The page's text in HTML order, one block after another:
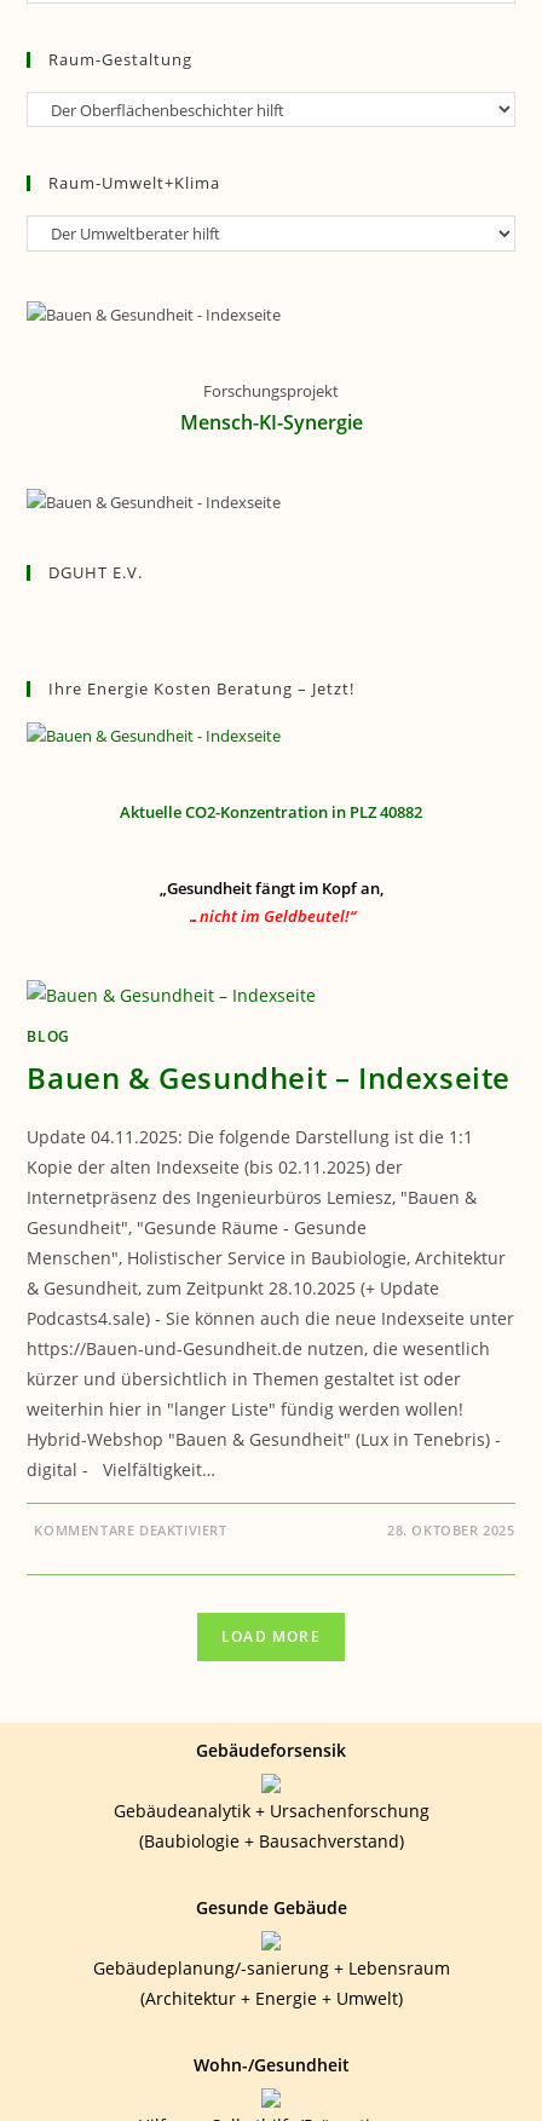
Raum-Gestaltung
Raum-
Raum-Umwelt+Klima
Raum-
Forschungsprojekt
Mensch-KI-Synergie
DGUHT E.V.
Ihre Energie Kosten Beratung – Jetzt!
Aktuelle CO2-Konzentration in PLZ 40882
„Gesundheit fängt im Kopf an,
…nicht im Geldbeutel!“
BLOG
Bauen & Gesundheit – Indexseite
Update 04.11.2025: Die folgende Darstellung ist die 1:1
Kopie der alten Indexseite (bis 02.11.2025) der
Internetpräsenz des Ingenieurbüros Lemiesz, "Bauen &
Gesundheit", "Gesunde Räume - Gesunde
Menschen", Holistischer Service in Baubiologie, Architektur
& Gesundheit, zum Zeitpunkt 28.10.2025 (+ Update
Podcasts4.sale) - Sie können auch die neue Indexseite unter
https://Bauen-und-Gesundheit.de nutzen, die wesentlich
kürzer und übersichtlich in Themen gestaltet ist oder
weiterhin hier in "langer Liste" fündig werden wollen!
Hybrid-Webshop "Bauen & Gesundheit" (Lux in Tenebris) -
digital - Vielfältigkeit…
KOMMENTARE DEAKTIVIERTFÜR
GESUNDHEIT
INDEXSEITE
28. OKTOBER 2025
LOAD MORE
Gebäudeforsensik
Gebäudeanalytik + Ursachenforschung
(Baubiologie + Bausachverstand)
Gesunde Gebäude
Gebäudeplanung/-sanierung + Lebensraum
(Architektur + Energie + Umwelt)
Wohn-/Gesundheit